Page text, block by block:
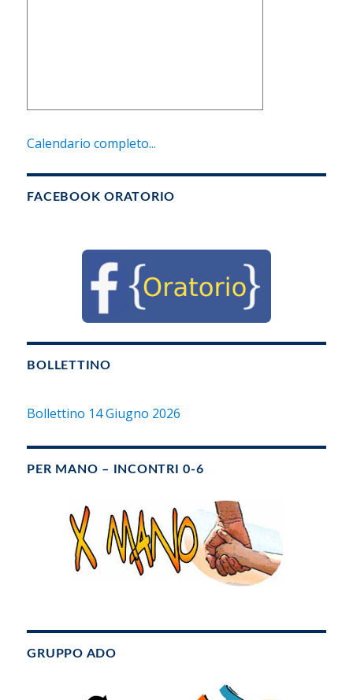
Calendario completo...
FACEBOOK ORATORIO
BOLLETTINO
Bollettino 14 Giugno 2026
PER MANO – INCONTRI 0-6
GRUPPO ADO